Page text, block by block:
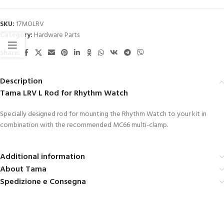
SKU: 17MOLRV
Category: Hardware Parts
Description
Tama LRV L Rod for Rhythm Watch
Specially designed rod for mounting the Rhythm Watch to your kit in
combination with the recommended MC66 multi-clamp.
Additional information
About Tama
Spedizione e Consegna